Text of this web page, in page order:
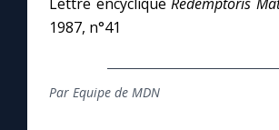
1987, n°41
Par Equipe de MDN